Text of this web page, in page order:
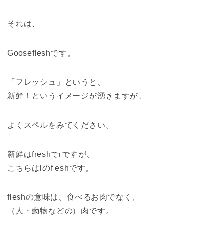
それは、
Goosefleshです。
「フレッシュ」というと、
新鮮！というイメージが湧きますが、
よくスペルをみてください。
新鮮はfreshでrですが、
こちらはlのfleshです。
fleshの意味は、食べるお肉でなく、
（人・動物などの）肉です。